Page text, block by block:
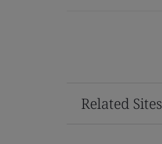
Related Sites